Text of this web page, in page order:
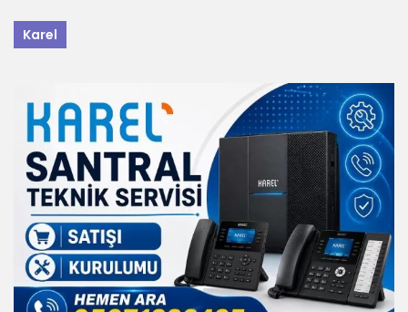
Karel